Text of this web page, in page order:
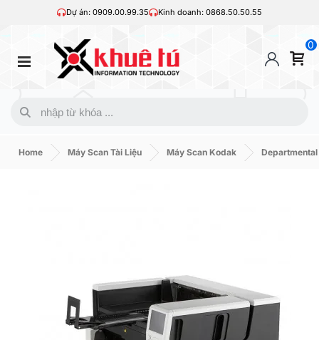
Dự án: 0909.00.99.35 Kinh doanh: 0868.50.50.55
0
Home Máy Scan Tài Liệu Máy Scan Kodak Departmental